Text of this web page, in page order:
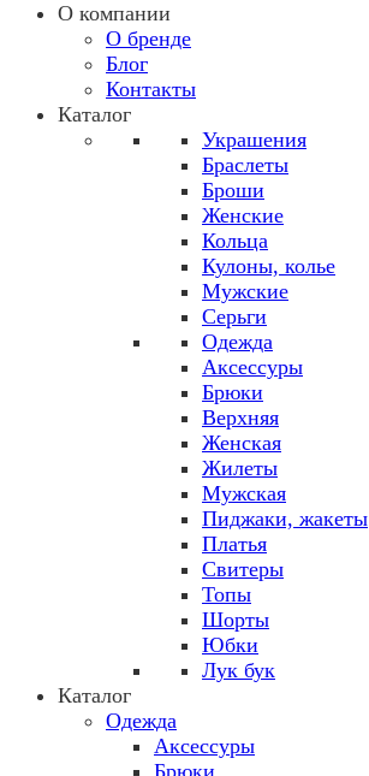
О компании
О бренде
Блог
Контакты
Каталог
Украшения
Браслеты
Броши
Женские
Кольца
Кулоны, колье
Мужские
Серьги
Одежда
Аксессуры
Брюки
Верхняя
Женская
Жилеты
Мужская
Пиджаки, жакеты
Платья
Свитеры
Топы
Шорты
Юбки
Лук бук
Каталог
Одежда
Аксессуры